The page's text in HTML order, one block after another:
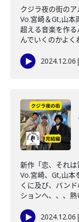
クジラ夜の街の
Vo.宮崎＆Gt,山本
超える音楽を作
んでいくのかよく
2024.12.06 |
新作「恋、それ
Vo.宮崎、Gt,山本
くに及び、バン
ションへ、、、熱
2024.12.06 |